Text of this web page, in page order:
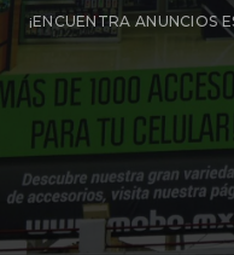
¡ENCUENTRA ANUNCIOS